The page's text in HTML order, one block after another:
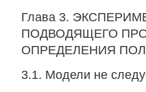
Глава 3.
ПОДВОДЯЩЕГО
ОПРЕДЕЛЕНИЯ
3.1. Модели не